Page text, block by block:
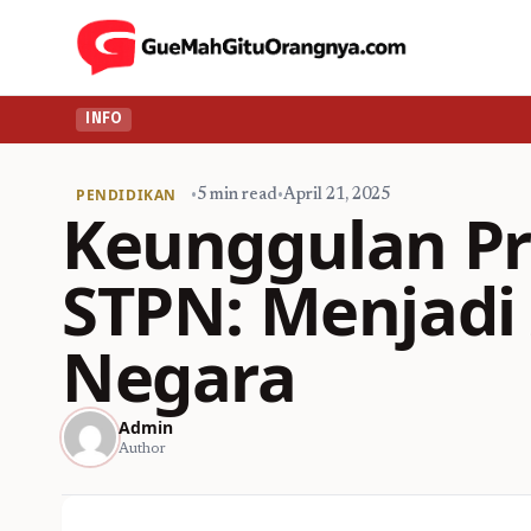
INFO
PENDIDIKAN •5 min read•April 21, 2025
Keunggulan
STPN:
Negara
Admin
Author